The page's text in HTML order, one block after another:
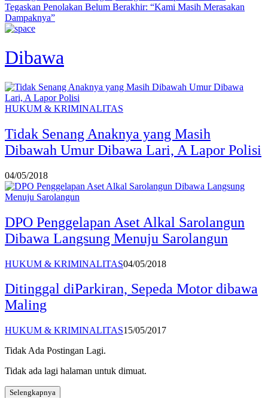
Tegaskan Penolakan Belum Berakhir: “Kami Masih Merasakan
Dampaknya”
Dibawa
HUKUM & KRIMINALITAS
Tidak Senang Anaknya yang Masih
Dibawah Umur Dibawa Lari, A Lapor Polisi
04/05/2018
DPO Penggelapan Aset Alkal Sarolangun
Dibawa Langsung Menuju Sarolangun
HUKUM & KRIMINALITAS04/05/2018
Ditinggal diParkiran, Sepeda Motor dibawa
Maling
HUKUM & KRIMINALITAS15/05/2017
Tidak Ada Postingan Lagi.
Tidak ada lagi halaman untuk dimuat.
Selengkapnya